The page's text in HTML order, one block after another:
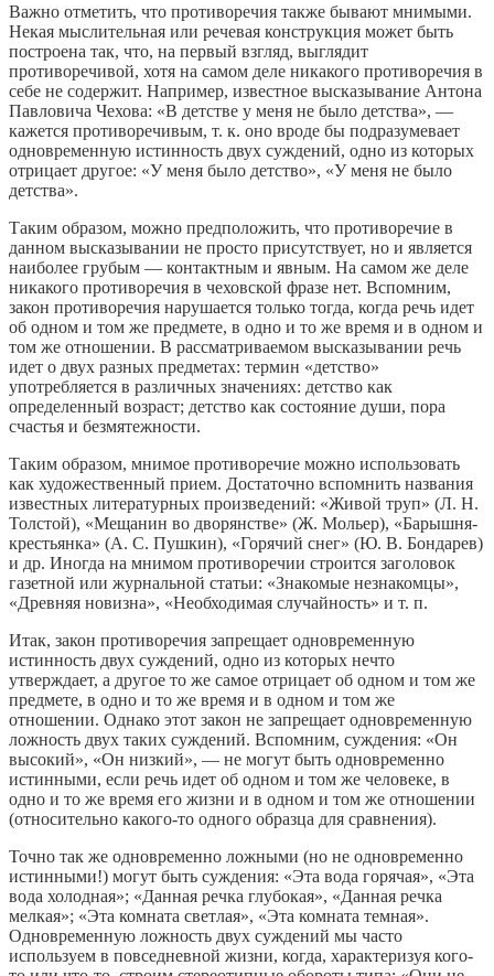
Важно отметить, что противоречия также бывают мнимыми.
Некая мыслительная или речевая конструкция может быть
построена так, что, на первый взгляд, выглядит
противоречивой, хотя на самом деле никакого противоречия в
себе не содержит. Например, известное высказывание Антона
Пaвлoвича Чехова: «В детстве у меня не было детства», —
кажется противоречивым, т. к. оно вроде бы подразумевает
одновременную истинность двух суждений, одно из которых
отрицает другое: «У меня было детство», «У меня не было
детства».
Таким образом, можно предположить, что противоречие в
данном высказывании не просто присутствует, но и является
наиболее грубым — контактным и явным. На самом же деле
никакого противоречия в чеховской фразе нет. Вспомним,
закон противоречия нарушается только тогда, когда речь идет
об одном и том же предмете, в одно и то же время и в одном и
том же отношении. В рассматриваемом высказывании речь
идет о двух разных предметах: термин «детство»
употребляется в различных значениях: детство как
определенный возраст; детство как состояние души, пора
счастья и безмятежности.
Таким образом, мнимое противоречие можно использовать
как художественный прием. Достаточно вспомнить названия
известных литературных произведений: «Живой труп» (Л. Н.
Толстой), «Мещанин во дворянстве» (Ж. Мольер), «Барышня-
крестьянка» (А. С. Пушкин), «Горячий снег» (Ю. В. Бондарев)
и др. Иногда на мнимом противоречии строится заголовок
газетной или журнальной статьи: «Знакомые незнакомцы»,
«Древняя новизна», «Необходимая случайность» и т. п.
Итак, закон противоречия запрещает одновременную
истинность двух суждений, одно из которых нечто
утверждает, а другое то же самое отрицает об одном и том же
предмете, в одно и то же время и в одном и том же
отношении. Однако этот закон не запрещает одновременную
ложность двух таких суждений. Вспомним, суждения: «Он
высокий», «Он низкий», — не могут быть одновременно
истинными, если речь идет об одном и том же человеке, в
одно и то же время его жизни и в одном и том же отношении
(относительно какого-то одного образца для сравнения).
Точно так же одновременно ложными (но не одновременно
истинными!) могут быть суждения: «Эта вода горячая», «Эта
вода холодная»; «Данная речка глубокая», «Данная речка
мелкая»; «Эта комната светлая», «Эта комната темная».
Одновременную ложность двух суждений мы часто
используем в повседневной жизни, когда, характеризуя кого-